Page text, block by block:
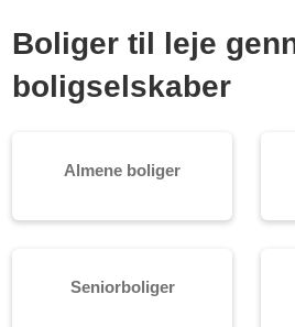
Boliger til leje
boligselskaber
Almene boliger
Seniorboliger